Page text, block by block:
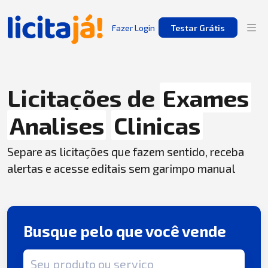
Fazer Login Testar Grátis
Licitações de Exames
Analises Clinicas
Separe as licitações que fazem sentido, receba
alertas e acesse editais sem garimpo manual
Busque pelo que você vende
Termo de busca